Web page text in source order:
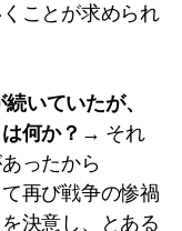
ことが求められ
いていたが、
何か？ → それ
ったから
再び戦争の惨禍
決意し、とある